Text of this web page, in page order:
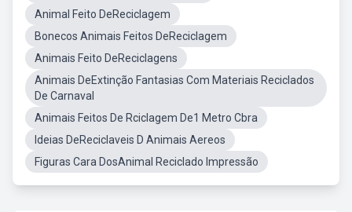
Animal Feito DeReciclagem
Bonecos Animais Feitos DeReciclagem
Animais Feito DeReciclagens
Animais DeExtinção Fantasias Com Materiais Reciclados
De Carnaval
Animais Feitos De Rciclagem De1 Metro Cbra
Ideias DeReciclaveis D Animais Aereos
Figuras Cara DosAnimal Reciclado Impressão